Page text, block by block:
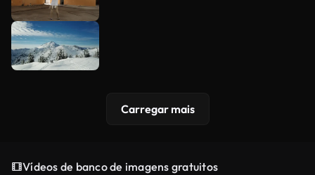
Carregar mais
Vídeos de banco de imagens gratuitos